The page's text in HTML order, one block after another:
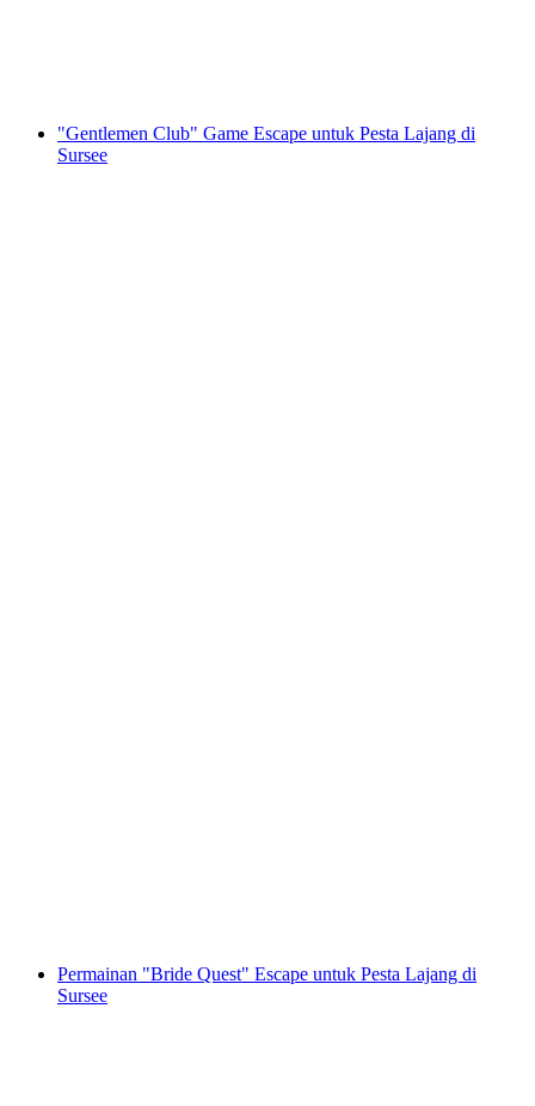
"Gentlemen Club" Game Escape untuk Pesta Lajang di
Sursee
Permainan "Bride Quest" Escape untuk Pesta Lajang di
Sursee